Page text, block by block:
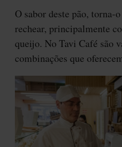
O sabor deste pão, torna-
rechear, principalmente
queijo. No Tavi Café são
combinações que